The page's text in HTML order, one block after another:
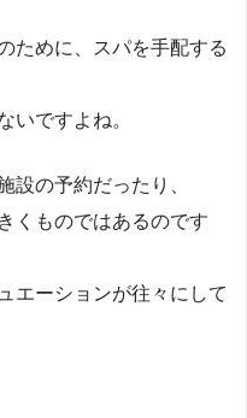
ために、スパを手配する
いですよね。
設の予約だったり、
くものではあるのです
エーションが往々にして